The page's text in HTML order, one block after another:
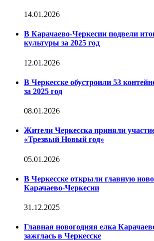
14.01.2026
В Карачаево-Черкесии подвели
культуры за 2025 год
12.01.2026
В Черкесске обустроили 53
за 2025 год
08.01.2026
Жители Черкесска приняли
«Трезвый Новый год»
05.01.2026
В Черкесске открыли главную
Карачаево-Черкесии
31.12.2025
Главная новогодняя елка
зажглась в Черкесске